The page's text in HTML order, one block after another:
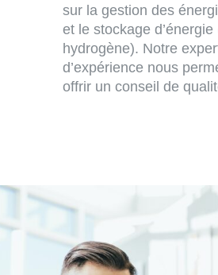
sur la gestion des
et le stockage
hydrogène). Notre
d’expérience nous
offrir un conseil de